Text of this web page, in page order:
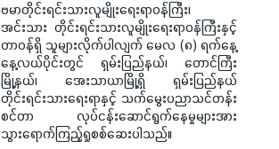
ဗမာတိုင်းရင်းသားလူမျိုးရေးရာဝန်ကြီး၊
အင်းသား တိုင်းရင်းသားလူမျိုးရေးရာဝန်ကြီးနှင့်
တာဝန်ရှိ သူများလိုက်ပါလျက် မေလ (၈) ရက်နေ့
နေ့လယ်ပိုင်းတွင် ရှမ်းပြည်နယ်၊ တောင်ကြီး
မြို့နယ်၊ အေးသာယာမြို့ရှိ ရှမ်းပြည်နယ်
တိုင်းရင်းသားရေးရာနှင့် သက်မွေးပညာသင်တန်း
စင်တာ လုပ်ငန်းဆောင်ရွက်နေမှုများအား
သွားရောက်ကြည့်ရှုစစ်ဆေးပါသည်။